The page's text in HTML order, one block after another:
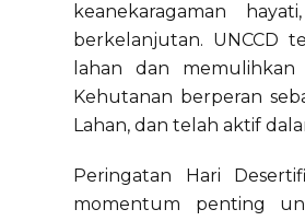
keanekaragaman
berkelanjutan. UNCCD
lahan dan
Kehutanan berperan
Lahan, dan telah aktif
Peringatan Hari
momentum penting